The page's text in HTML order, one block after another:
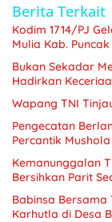
Berita Terkait
Kodim 1714/PJ
Mulia Kab.
Bukan Sekadar
Hadirkan
Wapang TNI
Pengecatan
Percantik
Kemanunggalan
Bersihkan Parit
Babinsa
Karhutla di Desa